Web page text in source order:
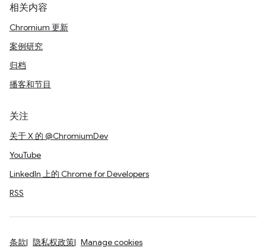
相关内容
Chromium 更新
案例研究
归档
播客和节目
关注
关于 X 的 @ChromiumDev
YouTube
LinkedIn 上的 Chrome for Developers
RSS
条款 隐私权政策 Manage cookies